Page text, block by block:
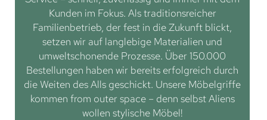
Kunden im Fokus. Als traditionsreicher
Familienbetrieb, der fest in die Zukunft blickt,
setzen wir auf langlebige Materialien und
umweltschonende Prozesse. Über 150.000
Bestellungen haben wir bereits erfolgreich durch
die Weiten des Alls geschickt. Unsere Möbelgriffe
kommen from outer space – denn selbst Aliens
wollen stylische Möbel!